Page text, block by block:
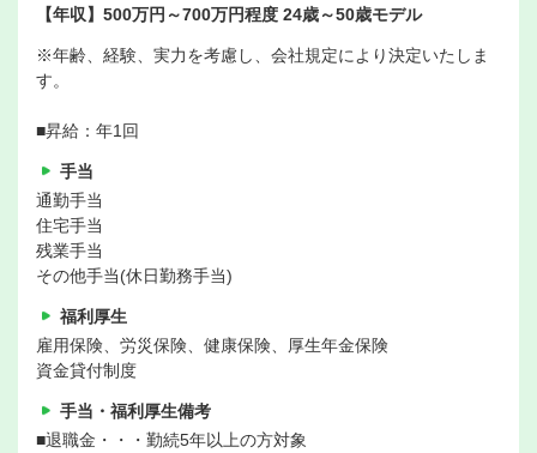
【年収】500万円～700万円程度 24歳～50歳モデル
※年齢、経験、実力を考慮し、会社規定により決定いたしま
す。
■昇給：年1回
手当
通勤手当
住宅手当
残業手当
その他手当(休日勤務手当)
福利厚生
雇用保険、労災保険、健康保険、厚生年金保険
資金貸付制度
手当・福利厚生備考
■退職金・・・勤続5年以上の方対象